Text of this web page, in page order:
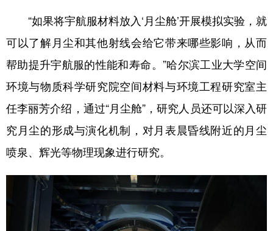
新疆 内蒙古 黑龙江
多语种频道
English Español Français عربى
Русский язык 日本語 한국어
“如果将宇航服材料放入‘月尘舱’开展模拟实验，就
可以了解月尘和其他射线会给它带来哪些影响，从而
帮助提升宇航服的性能和寿命。”哈尔滨工业大学空间
环境与物质科学研究院空间材料与环境工程研究室主
任李丽芳介绍，通过“月尘舱”，研究人员还可以深入研
究月尘的形成与演化机制，对月表晨昏线附近的月尘
喷泉、辉光等物理现象进行研究。